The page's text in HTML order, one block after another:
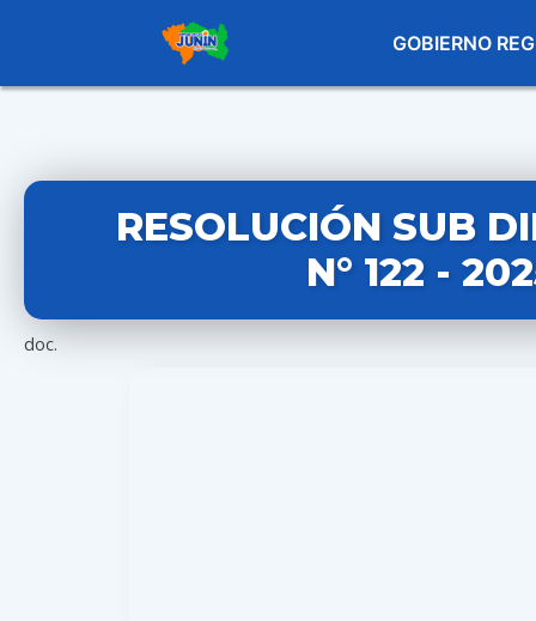
GOBIERNO
RESOLUCIÓN SUB
N° 122 -
doc.